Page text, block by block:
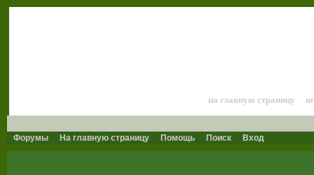
на главную страницу
Форумы На главную страницу Помощь Поиск Вход